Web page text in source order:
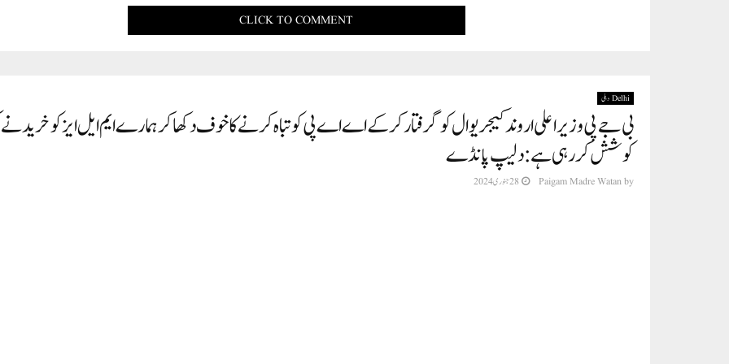
CLICK TO COMMENT
Delhi دہلی
بی جے پی وزیر اعلی اروند کیجریوال کو گرفتار کرکے اے اے پی کو تباہ کرنے کا خوف دکھا کر ہمارے ایم ایل ایز کو
کوشش کر رہی ہے: دلیپ پانڈے
by
Paigam Madre Watan 28 جنوری 2024